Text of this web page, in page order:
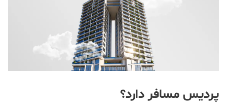
پردیس مسافر دارد؟